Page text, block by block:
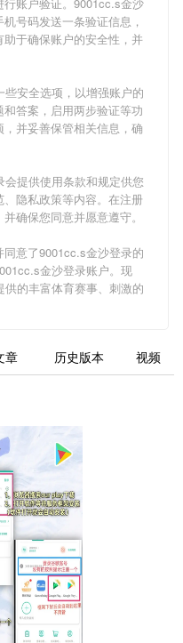
号码发送一条验证信息，
于确保账户的安全性，并
些安全选项，以增强账户的
答案，启用两步验证等功
并妥善保管相关信息，确
会提供使用条款和规定供您
隐私政策等内容。在注册
确保您同意并愿意遵守。
意了9001cc.s金沙登录的
金沙登录账户。现
供的丰富体育赛事、刺激的
章 历史版本 视频